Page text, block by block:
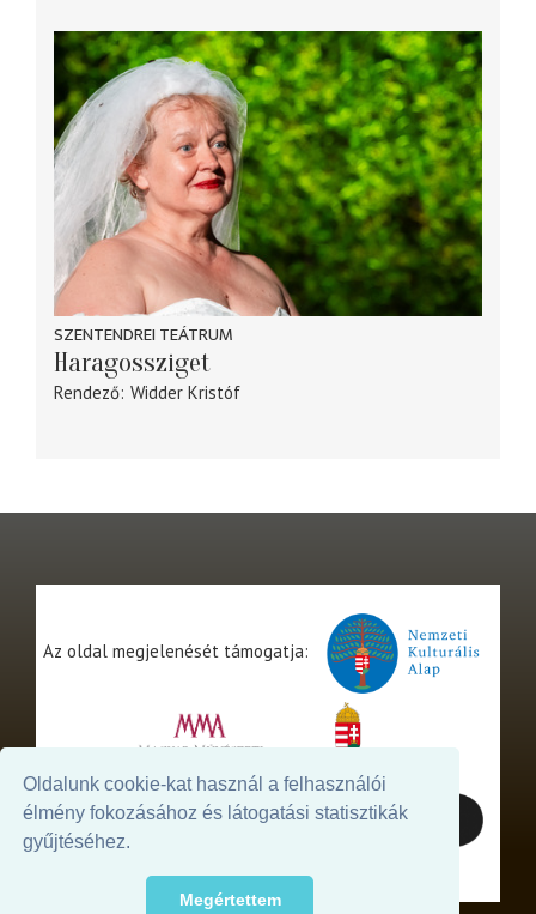
Oldalunk cookie-kat használ a felhasználói
élmény fokozásához és látogatási statisztikák
gyűjtéséhez.
Megértettem
SZENTENDREI TEÁTRUM
Haragossziget
Rendező Widder Kristóf
Az oldal megjelenését támogatja: